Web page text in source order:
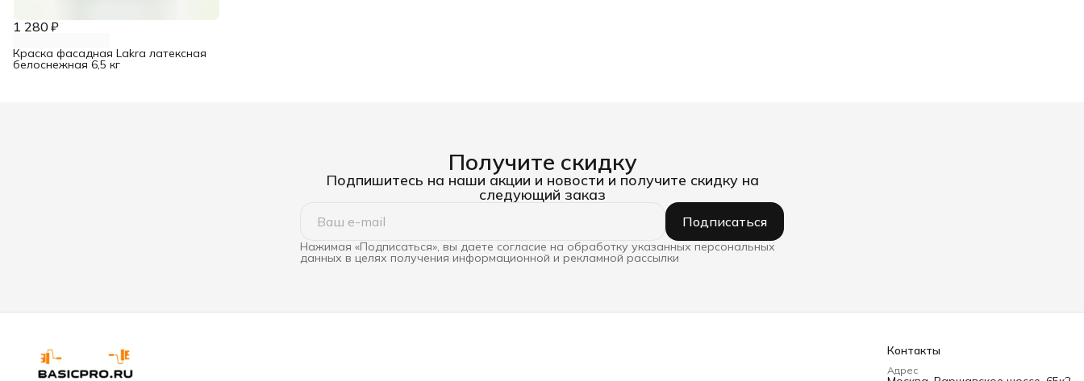
1 280 ₽
Краска фасадная Lakra латексная
белоснежная 6,5 кг
Получите скидку
Подпишитесь на наши акции и новости и получите скидку на
следующий заказ
Подписаться
Нажимая «Подписаться», вы даете согласие на обработку указанных персональных
данных в целях получения информационной и рекламной рассылки
Контакты
Адрес